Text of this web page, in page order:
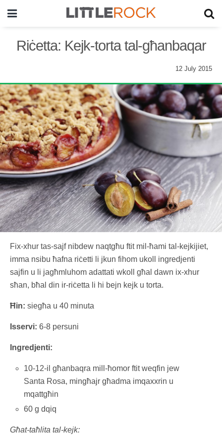
Riċetta: Kejk-torta tal-għanbaqar
12 July 2015
Fix-xhur tas-sajf nibdew naqtgħu ftit mil-ħami tal-kejkijiet,
imma nsibu ħafna riċetti li jkun fihom ukoll ingredjenti
sajfin u li jagħmluhom adattati wkoll għal dawn ix-xhur
sħan, bħal din ir-riċetta li hi bejn kejk u torta.
Ħin: siegħa u 40 minuta
Isservi: 6-8 persuni
Ingredjenti:
10-12-il għanbaqra mill-ħomor ftit weqfin jew
Santa Rosa, mingħajr għadma imqaxxrin u
mqattgħin
60 g dqiq
Għat-taħlita tal-kejk: